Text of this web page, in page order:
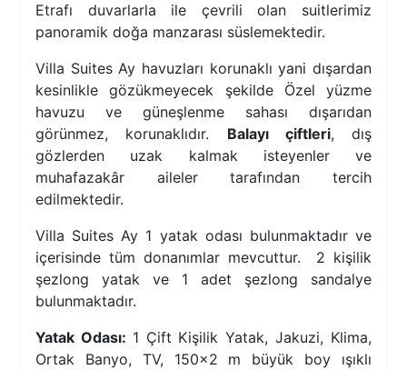
Etrafı duvarlarla ile çevrili olan suitlerimiz
panoramik doğa manzarası süslemektedir.
Villa Suites Ay havuzları korunaklı yani dışardan
kesinlikle gözükmeyecek şekilde Özel yüzme
havuzu ve güneşlenme sahası dışarıdan
görünmez, korunaklıdır. Balayı çiftleri, dış
gözlerden uzak kalmak isteyenler ve
muhafazakâr aileler tarafından tercih
edilmektedir.
Villa Suites Ay 1 yatak odası bulunmaktadır ve
içerisinde tüm donanımlar mevcuttur. 2 kişilik
şezlong yatak ve 1 adet şezlong sandalye
bulunmaktadır.
Yatak Odası: 1 Çift Kişilik Yatak, Jakuzi, Klima,
Ortak Banyo, TV, 150x2 m büyük boy ışıklı